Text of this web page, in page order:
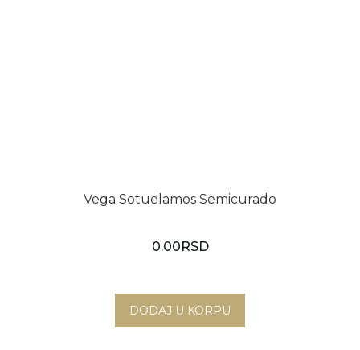
Vega Sotuelamos Semicurado
0.00 RSD